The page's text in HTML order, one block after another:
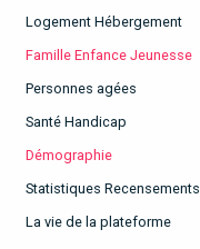
Logement Hébergement
Famille Enfance Jeunesse
Personnes agées
Santé Handicap
Démographie
Statistiques Recensements
La vie de la plateforme